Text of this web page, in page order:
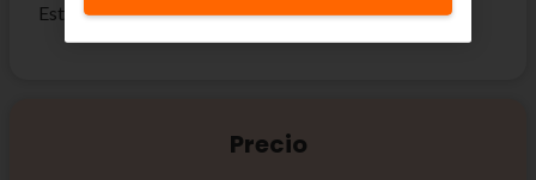
Estados Unidos, Suiza y China (excluido Hong Kong).
Precio